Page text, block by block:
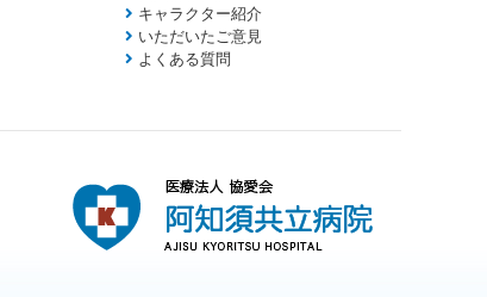
キャラクター紹介
いただいたご意見
よくある質問